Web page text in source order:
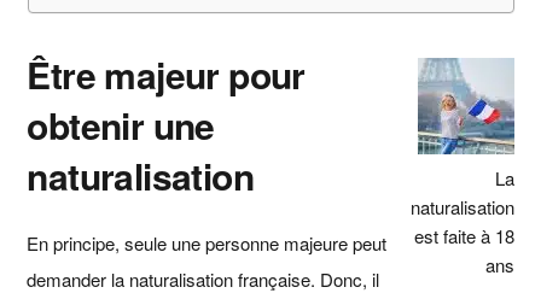
La
naturalisation
est faite à 18
ans
Être majeur pour
obtenir une
naturalisation
En principe, seule une personne majeure peut
demander la naturalisation française. Donc, il